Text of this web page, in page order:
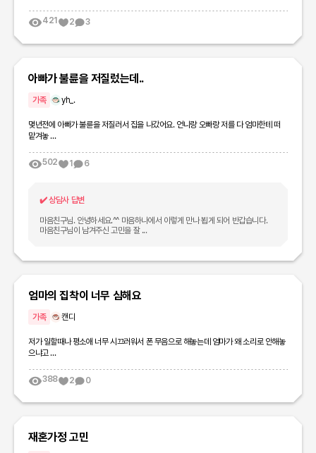
421 2 3
아빠가 불륜을 저질렀는데..
가족 yh_.
몇년전에 아빠가 불륜을 저질러서 집을 나갔어요. 언니랑 오빠랑 저를 다 엄마한테 떠
맡겨놓 ...
502 1 6
✔️상담사 답변
마음친구님. 안녕하세요.^^ 마음하나에서 이렇게 만나 뵙게 되어 반갑습니다.
마음친구님이 남겨주신 고민을 잘 ...
엄마의 집착이 너무 심해요
가족 캔디
저가 일할때나 평소애 너무 시끄러워서 폰 무음으로 해놓는데 엄마가 왜 소리로 안해놓
으냐고 ...
388 2 0
재혼가정 고민